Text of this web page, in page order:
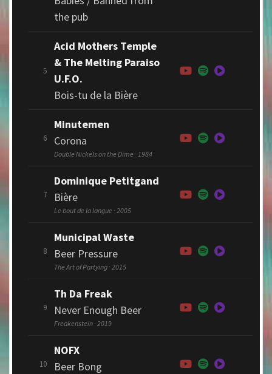
the pub
5
Acid Mothers Temple
& The Melting Paraiso
U.F.O.
Bois-tu de la Bière
6
Minutemen
Corona
Double Nickels on the Dime · 1984
7
Dominique Petitgand
Bière
Le bout de la langue · 2005
8
Municipal Waste
Beer Pressure
The Art of Partying · 2015
9
Th Da Freak
Never Enough Beer
Freakenstein · 2019
10
NOFX
Beer Bong